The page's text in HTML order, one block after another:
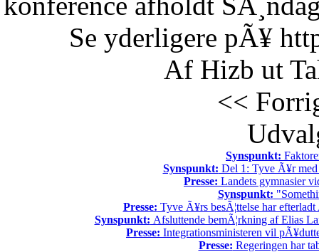
Se yderligere pÃ¥
Af Hizb ut
<<
Synspunkt:
Synspunkt: Del 1: Tyve Ã¥r med
Presse: Landets gymnasier
Synspunkt:
Presse: Tyve Ã¥rs besÃ¦ttelse har
Synspunkt: Afsluttende bemÃ¦rkning af Elias
Presse: Integrationsministeren vil
Presse: Regeringen har